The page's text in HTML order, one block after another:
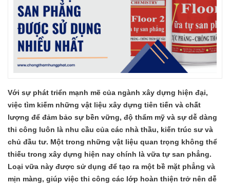
Với sự phát triển mạnh mẽ của ngành xây dựng hiện đại,
việc tìm kiếm những vật liệu xây dựng tiên tiến và chất
lượng để đảm bảo sự bền vững, độ thẩm mỹ và sự dễ dàng
thi công luôn là nhu cầu của các nhà thầu, kiến trúc sư và
chủ đầu tư. Một trong những vật liệu quan trọng không thể
thiếu trong xây dựng hiện nay chính là vữa tự san phẳng.
Loại vữa này được sử dụng để tạo ra một bề mặt phẳng và
mịn màng, giúp việc thi công các lớp hoàn thiện trở nên dễ